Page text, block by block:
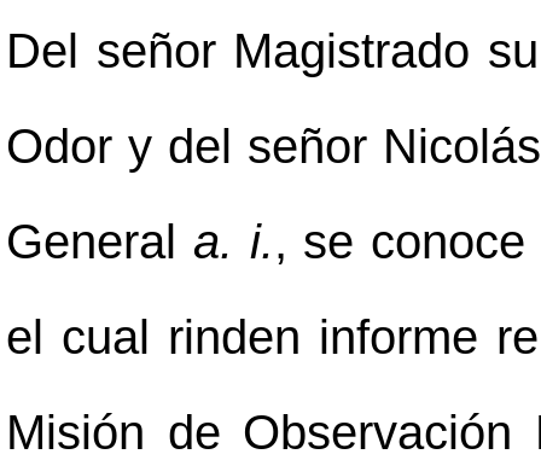
Del señor Magistrado
Odor y del señor
General a. i., se
el cual rinden informe
Misión de